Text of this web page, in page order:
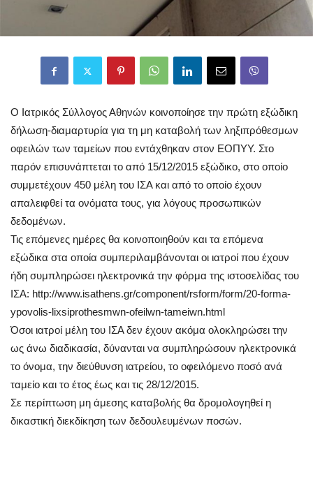
O Ιατρικός Σύλλογος Αθηνών κοινοποίησε την πρώτη εξώδικη
δήλωση-διαμαρτυρία για τη μη καταβολή των ληξιπρόθεσμων
οφειλών των ταμείων που εντάχθηκαν στον ΕΟΠΥΥ. Στο
παρόν επισυνάπτεται το από 15/12/2015 εξώδικο, στο οποίο
συμμετέχουν 450 μέλη του ΙΣΑ και από το οποίο έχουν
απαλειφθεί τα ονόματα τους, για λόγους προσωπικών
δεδομένων.
Τις επόμενες ημέρες θα κοινοποιηθούν και τα επόμενα
εξώδικα στα οποία συμπεριλαμβάνονται οι ιατροί που έχουν
ήδη συμπληρώσει ηλεκτρονικά την φόρμα της ιστοσελίδας του
ΙΣΑ: http://www.isathens.gr/component/rsform/form/20-forma-
ypovolis-lixsiprothesmwn-ofeilwn-tameiwn.html
Όσοι ιατροί μέλη του ΙΣΑ δεν έχουν ακόμα ολοκληρώσει την
ως άνω διαδικασία, δύνανται να συμπληρώσουν ηλεκτρονικά
το όνομα, την διεύθυνση ιατρείου, το οφειλόμενο ποσό ανά
ταμείο και το έτος έως και τις 28/12/2015.
Σε περίπτωση μη άμεσης καταβολής θα δρομολογηθεί η
δικαστική διεκδίκηση των δεδουλευμένων ποσών.